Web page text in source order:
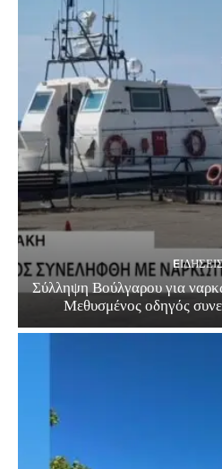
Σύλληψη Βούλγαρου για
Μεθυσμένος οδηγός